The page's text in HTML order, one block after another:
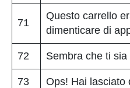
71
Questo carrello
dimenticare di
72 Sembra che ti
73 Ops! Hai lasciato